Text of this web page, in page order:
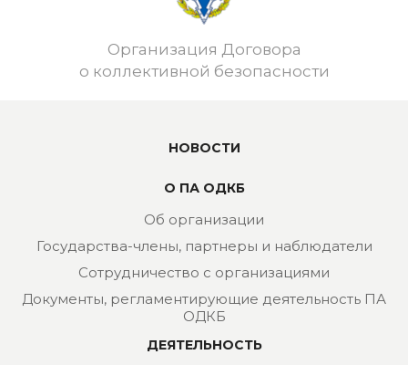
Организация Договора
о коллективной безопасности
НОВОСТИ
О ПА ОДКБ
Об организации
Государства-члены, партнеры и наблюдатели
Сотрудничество с организациями
Документы, регламентирующие деятельность ПА
ОДКБ
ДЕЯТЕЛЬНОСТЬ